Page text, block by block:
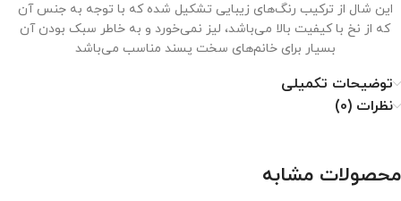
این شال از ترکیب رنگ‌های زیبایی تشکیل شده که با توجه به جنس آن
که از نخ با کیفیت بالا می‌باشد، لیز نمی‌خورد و به خاطر سبک بودن آن
بسیار برای خانم‌های سخت پسند مناسب می‌باشد
۱. با دمای کم اتو شود.
توضیحات تکمیلی
نظرات (0)
محصولات مشابه